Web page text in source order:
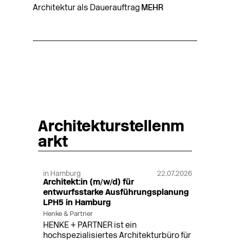
Architektur als Dauerauftrag MEHR
Architekturstellenm
arkt
in Hamburg 22.07.2026
Architekt:in (m/w/d) für
entwurfsstarke Ausführungsplanung
LPH5 in Hamburg
Henke & Partner
HENKE + PARTNER ist ein
hochspezialisiertes Architekturbüro für